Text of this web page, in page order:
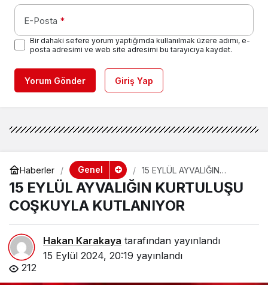
E-Posta *
Bir dahaki sefere yorum yaptığımda kullanılmak üzere adımı, e-
posta adresimi ve web site adresimi bu tarayıcıya kaydet.
Yorum Gönder Giriş Yap
Haberler Genel
15 EYLÜL AYVALIĞIN
KURTULUŞU COŞKUYLA
KUTLANIYOR
15 EYLÜL AYVALIĞIN KURTULUŞU
COŞKUYLA KUTLANIYOR
Hakan Karakaya tarafından yayınlandı
15 Eylül 2024, 20:19 yayınlandı
212